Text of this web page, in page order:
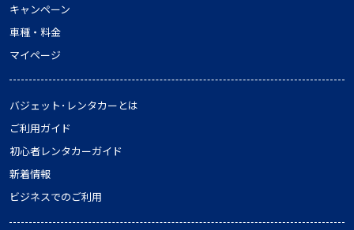
キャンペーン
車種・料金
マイページ
バジェット･レンタカーとは
ご利用ガイド
初心者レンタカーガイド
新着情報
ビジネスでのご利用